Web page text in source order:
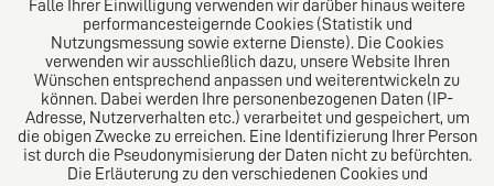
Falle Ihrer Einwilligung verwenden wir darüber hinaus weitere
performancesteigernde Cookies (Statistik und
Nutzungsmessung sowie externe Dienste). Die Cookies
verwenden wir ausschließlich dazu, unsere Website Ihren
Wünschen entsprechend anpassen und weiterentwickeln zu
können. Dabei werden Ihre personenbezogenen Daten (IP-
Adresse, Nutzerverhalten etc.) verarbeitet und gespeichert, um
die obigen Zwecke zu erreichen. Eine Identifizierung Ihrer Person
ist durch die Pseudonymisierung der Daten nicht zu befürchten.
Die Erläuterung zu den verschiedenen Cookies und